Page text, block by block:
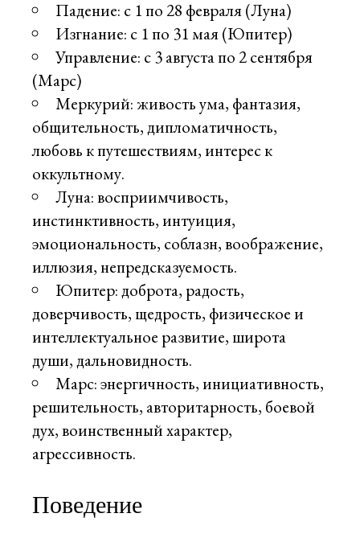
Падение: с 1 по 28 февраля (Луна)
Изгнание: с 1 по 31 мая (Юпитер)
Управление: с 3 августа по 2 сентября
(Марс)
Меркурий: живость ума, фантазия,
общительность, дипломатичность,
любовь к путешествиям, интерес к
оккультному.
Луна: восприимчивость,
инстинктивность, интуиция,
эмоциональность, соблазн, воображение,
иллюзия, непредсказуемость.
Юпитер: доброта, радость,
доверчивость, щедрость, физическое и
интеллектуальное развитие, широта
души, дальновидность.
Марс: энергичность, инициативность,
решительность, авторитарность, боевой
дух, воинственный характер,
агрессивность.
Поведение